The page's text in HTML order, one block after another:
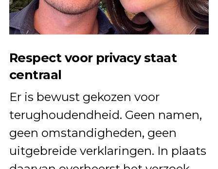
Respect voor privacy staat
centraal
Er is bewust gekozen voor
terughoudendheid. Geen namen,
geen omstandigheden, geen
uitgebreide verklaringen. In plaats